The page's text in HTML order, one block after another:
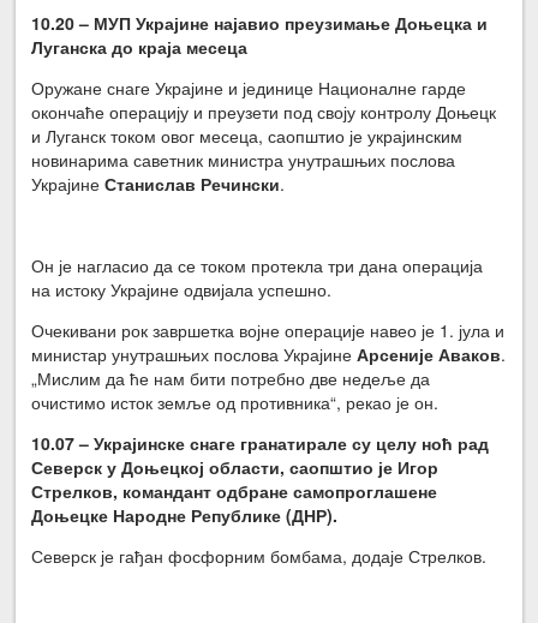
10.20 – МУП Украјине најавио преузимање Доњецка и
Луганска до краја месеца
Оружане снаге Украјине и јединице Националне гарде
окончаће операцију и преузети под своју контролу Доњецк
и Луганск током овог месеца, саопштио је украјинским
новинарима саветник министра унутрашњих послова
УкрајинеСтанислав Речински.
Он је нагласио да се током протекла три дана операција
на истоку Украјине одвијала успешно.
Очекивани рок завршетка војне операције навео је 1. јула и
министар унутрашњих послова УкрајинеАрсеније Аваков.
„Мислим да ће нам бити потребно две недеље да
очистимо исток земље од противника“, рекао је он.
10.07 – Украјинске снаге гранатирале су целу ноћ рад
Северск у Доњецкој области, саопштио је Игор
Стрелков, командант одбране самопроглашене
Доњецке Народне Републике (ДНР).
Северск је гађан фосфорним бомбама, додаје Стрелков.